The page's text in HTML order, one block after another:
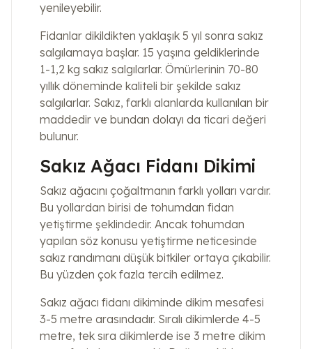
yenileyebilir.
Fidanlar dikildikten yaklaşık 5 yıl sonra sakız
salgılamaya başlar. 15 yaşına geldiklerinde
1-1,2 kg sakız salgılarlar. Ömürlerinin 70-80
yıllık döneminde kaliteli bir şekilde sakız
salgılarlar. Sakız, farklı alanlarda kullanılan bir
maddedir ve bundan dolayı da ticari değeri
bulunur.
Sakız Ağacı Fidanı Dikimi
Sakız ağacını çoğaltmanın farklı yolları vardır.
Bu yollardan birisi de tohumdan fidan
yetiştirme şeklindedir. Ancak tohumdan
yapılan söz konusu yetiştirme neticesinde
sakız randımanı düşük bitkiler ortaya çıkabilir.
Bu yüzden çok fazla tercih edilmez.
Sakız ağacı fidanı dikiminde dikim mesafesi
3-5 metre arasındadır. Sıralı dikimlerde 4-5
metre, tek sıra dikimlerde ise 3 metre dikim